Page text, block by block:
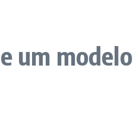
um modelo